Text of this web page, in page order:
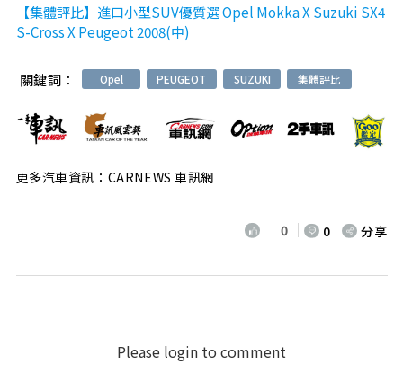
【集體評比】進口小型SUV優質選 Opel Mokka X Suzuki SX4
S-Cross X Peugeot 2008(中)
關鍵詞： Opel PEUGEOT SUZUKI 集體評比
更多汽車資訊：CARNEWS 車訊網
0 0 分享
Please login to comment